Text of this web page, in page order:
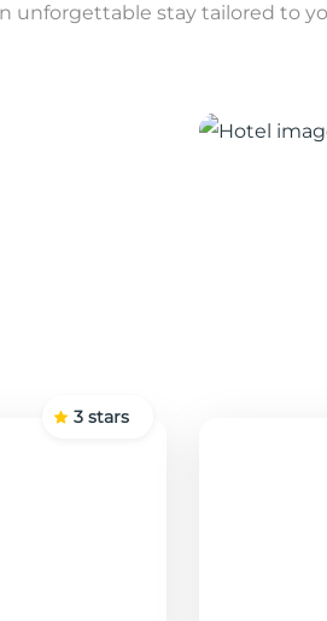
unforgettable stay tailored to
3 stars